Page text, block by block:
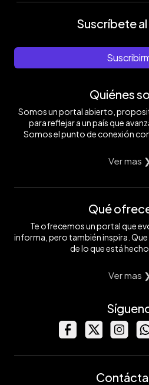
Suscríbete
Quiénes
Somos un portal abierto,
para reflejar a un país que
Somos el punto de conexión
Ver mas
Qué
Te ofrecemos un portal que
informa, pero también inspira.
de lo que está hecho
Ver mas